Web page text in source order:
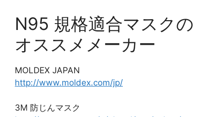
N95 規格適合マスクの
オススメメーカー
MOLDEX JAPAN
http://www.moldex.com/jp/
3M 防じんマスク